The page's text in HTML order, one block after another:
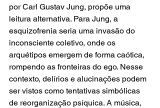
por Carl Gustav Jung, propõe uma
leitura alternativa. Para Jung, a
esquizofrenia seria uma invasão do
inconsciente coletivo, onde os
arquétipos emergem de forma caótica,
rompendo as fronteiras do ego. Nesse
contexto, delírios e alucinações podem
ser vistos como tentativas simbólicas
de reorganização psíquica. A música,